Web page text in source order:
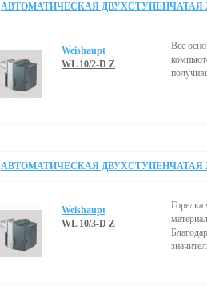
АВТОМАТИЧЕСКАЯ ДВУХСТУПЕНЧАТАЯ
Weishaupt
WL 10/2-D Z
Все
АВТОМАТИЧЕСКАЯ ДВУХСТУПЕНЧАТАЯ
Weishaupt
WL 10/3-D Z